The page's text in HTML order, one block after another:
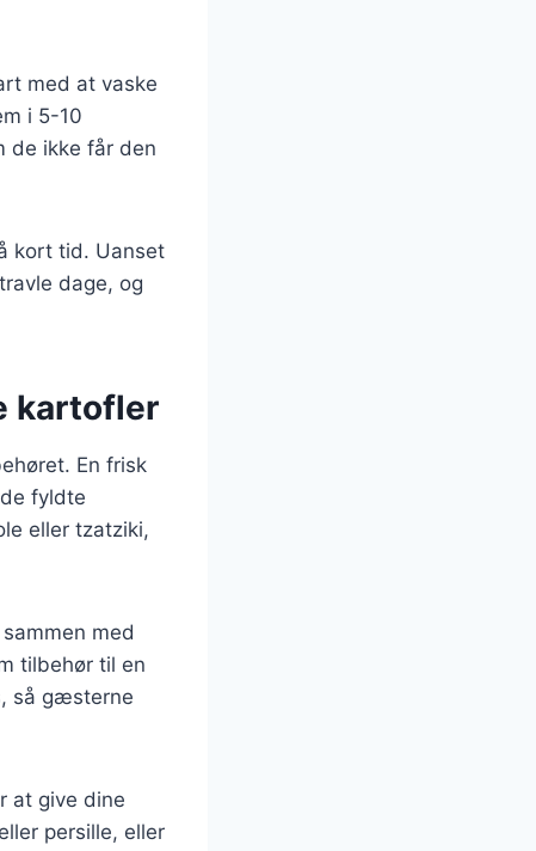
med at vaske
i 5-10
de ikke får den
kort tid. Uanset
dage, og
kartofler
En frisk
fyldte
eller tzatziki,
med
tilbehør til en
så gæsterne
at give dine
persille, eller